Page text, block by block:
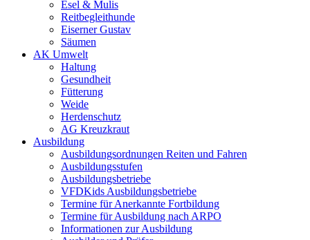
Esel & Mulis
Reitbegleithunde
Eiserner Gustav
Säumen
AK Umwelt
Haltung
Gesundheit
Fütterung
Weide
Herdenschutz
AG Kreuzkraut
Ausbildung
Ausbildungsordnungen Reiten und Fahren
Ausbildungsstufen
Ausbildungsbetriebe
VFDKids Ausbildungsbetriebe
Termine für Anerkannte Fortbildung
Termine für Ausbildung nach ARPO
Informationen zur Ausbildung